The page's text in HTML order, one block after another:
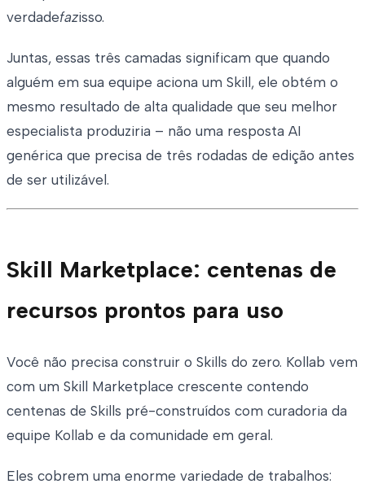
verdadefazisso.
Juntas, essas três camadas significam que quando
alguém em sua equipe aciona um Skill, ele obtém o
mesmo resultado de alta qualidade que seu melhor
especialista produziria – não uma resposta AI
genérica que precisa de três rodadas de edição antes
de ser utilizável.
Skill Marketplace: centenas de
recursos prontos para uso
Você não precisa construir o Skills do zero. Kollab vem
com um Skill Marketplace crescente contendo
centenas de Skills pré-construídos com curadoria da
equipe Kollab e da comunidade em geral.
Eles cobrem uma enorme variedade de trabalhos: